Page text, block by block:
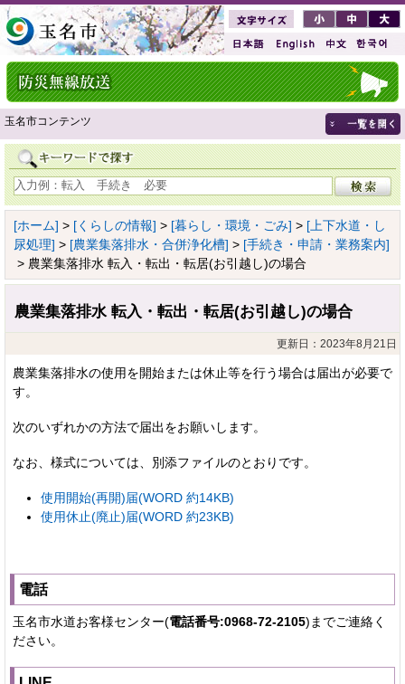
玉名市コンテンツ
[ホーム] > [くらしの情報] > [暮らし・環境・ごみ] > [上下水道・し
尿処理] > [農業集落排水・合併浄化槽] > [手続き・申請・業務案内]
> 農業集落排水 転入・転出・転居(お引越し)の場合
農業集落排水 転入・転出・転居(お引越し)の場合
更新日：2023年8月21日
農業集落排水の使用を開始または休止等を行う場合は届出が必要で
す。
次のいずれかの方法で届出をお願いします。
なお、様式については、別添ファイルのとおりです。
使用開始(再開)届(WORD 約14KB)
使用休止(廃止)届(WORD 約23KB)
電話
玉名市水道お客様センター(電話番号:0968-72-2105)までご連絡く
ださい。